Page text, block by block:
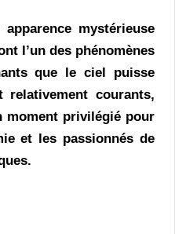
mystérieuse
l’un des phénomènes
que le ciel puisse
courants,
moment privilégié pour
et les passionnés de